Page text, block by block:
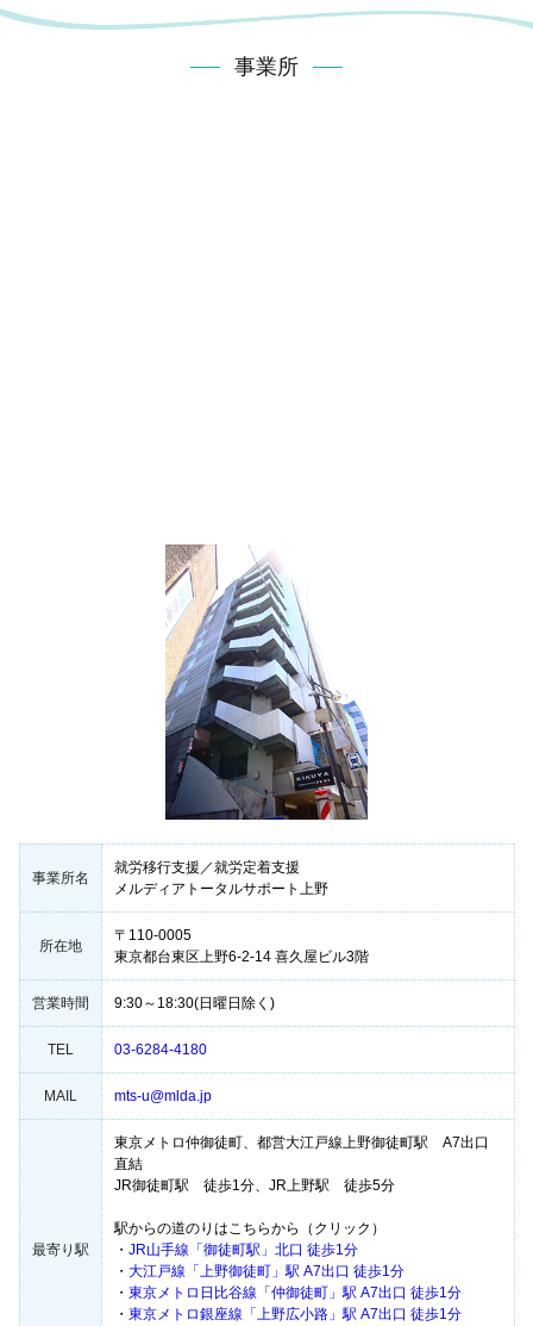
事業所
事業所名
就労移行支援／就労定着支援
メルディアトータルサポート上野
所在地
〒110-0005
東京都台東区上野6-2-14 喜久屋ビル3階
営業時間 9:30～18:30(日曜日除く)
TEL 03-6284-4180
MAIL mts-u@mlda.jp
最寄り駅
東京メトロ仲御徒町、都営大江戸線上野御徒町駅 A7出口
直結
JR御徒町駅 徒歩1分、JR上野駅 徒歩5分
駅からの道のりはこちらから（クリック）
・ JR山手線「御徒町駅」北口 徒歩1分
・ 大江戸線「上野御徒町」駅 A7出口 徒歩1分
・ 東京メトロ日比谷線「仲御徒町」駅 A7出口 徒歩1分
・ 東京メトロ銀座線「上野広小路」駅 A7出口 徒歩1分